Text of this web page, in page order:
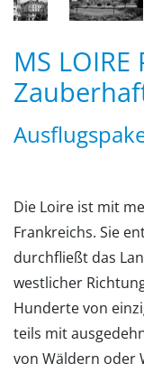
MS LOIRE
Die Loire ist mit
Frankreichs. Sie
durchfließt das
westlicher
Hunderte von
teils mit
von Wäldern oder